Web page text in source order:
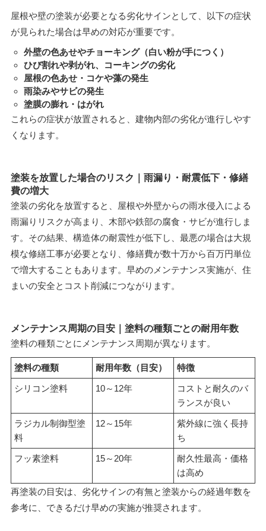
屋根や壁の塗装が必要となる劣化サインとして、以下の症状
が見られた場合は早めの対応が重要です。
外壁の色あせやチョーキング（白い粉が手につく）
ひび割れや剥がれ、コーキングの劣化
屋根の色あせ・コケや藻の発生
雨染みやサビの発生
塗膜の膨れ・はがれ
これらの症状が放置されると、建物内部の劣化が進行しやす
くなります。
塗装を放置した場合のリスク｜雨漏り・耐震低下・修繕
費の増大
塗装の劣化を放置すると、屋根や外壁からの雨水侵入による
雨漏りリスクが高まり、木部や鉄部の腐食・サビが進行しま
す。その結果、構造体の耐震性が低下し、最悪の場合は大規
模な修繕工事が必要となり、修繕費が数十万から百万円単位
で増大することもあります。早めのメンテナンス実施が、住
まいの安全とコスト削減につながります。
メンテナンス周期の目安｜塗料の種類ごとの耐用年数
塗料の種類ごとにメンテナンス周期が異なります。
塗料の種類 耐用年数（目安） 特徴
シリコン塗料 10～12年
コストと耐久のバ
ランスが良い
ラジカル制御型塗
料
12～15年
紫外線に強く長持
ち
フッ素塗料 15～20年
耐久性最高・価格
は高め
再塗装の目安は、劣化サインの有無と塗装からの経過年数を
参考に、できるだけ早めの実施が推奨されます。